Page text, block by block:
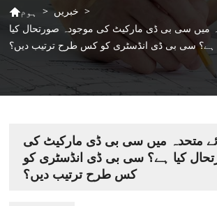
ہوم > خبریں >
میں سی بی ڈی مارکیٹ کی موجودہ صورتحال کیا
ہے؟ سی بی ڈی انڈسٹری کو کس طرح ترتیب دیں؟
متحدہ میں سی بی ڈی مارکیٹ کی
کیا ہے؟ سی بی ڈی انڈسٹری کو
کس طرح ترتیب دیں؟